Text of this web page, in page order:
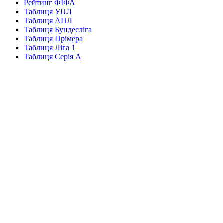
Рейтинг ФІФА
Таблиця УПЛ
Таблиця АПЛ
Таблиця Бундесліга
Таблиця Прімера
Таблиця Ліга 1
Таблиця Серія А